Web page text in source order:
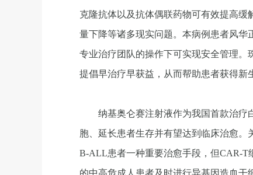
克隆抗体以及抗体偶联药物可有效提高
量下降等诸多现实问题。本病例患者风
专业治疗团队的操作下可实现安全管理
提倡早治疗早获益，从而帮助患者获得新
纳基奥仑赛注射液作为我国首款治疗
胞、延长患者生存并有望达到临床治愈
B-ALL患者一种重要治愈手段，但CAR-T
的中高危成人患者及时进行异基因造血